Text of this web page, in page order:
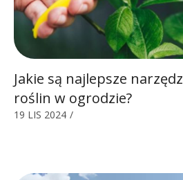
Jakie są najlepsze
roślin w ogrodzie?
19 LIS 2024 /